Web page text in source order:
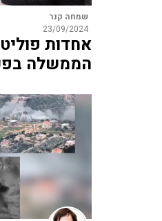
שמחה קנר
23/09/2024
אחדות
הממשלה